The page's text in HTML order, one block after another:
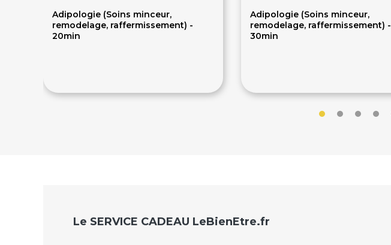
Adipologie (Soins minceur,
remodelage, raffermissement) -
20min
Adipologie (Soins minceur,
remodelage, raffermissement) -
30min
Le SERVICE CADEAU LeBienEtre.fr